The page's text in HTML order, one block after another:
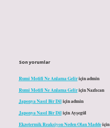
Son yorumlar
Rumi Motifi Ne Anlama Geliriçinadmin
Rumi Motifi Ne Anlama GeliriçinNazlıcan
Japonya Nasıl Bir Diliçinadmin
Japonya Nasıl Bir DiliçinAyşegül
Ekzotermik Reaksiyon Neden Olan Maddeiçin